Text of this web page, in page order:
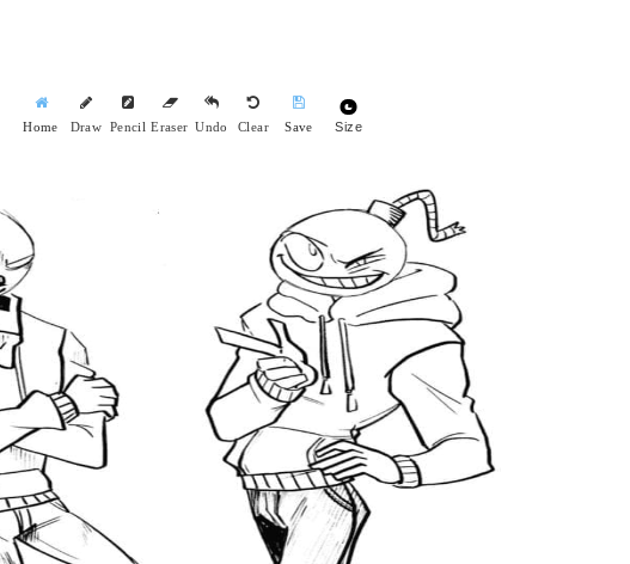
Home Draw Pencil Eraser Undo Clear Save Size